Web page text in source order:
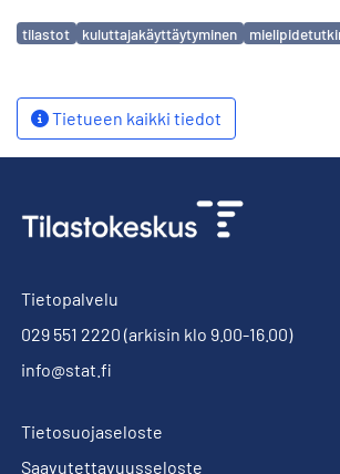
Avainsanat
tilastot kuluttajakäyttäytyminen
Tietueen kaikki tiedot
Tietopalvelu
029 551 2220 (arkisin klo 9.00-16.00)
info@stat.fi
Tietosuojaseloste
Saavutettavuusseloste